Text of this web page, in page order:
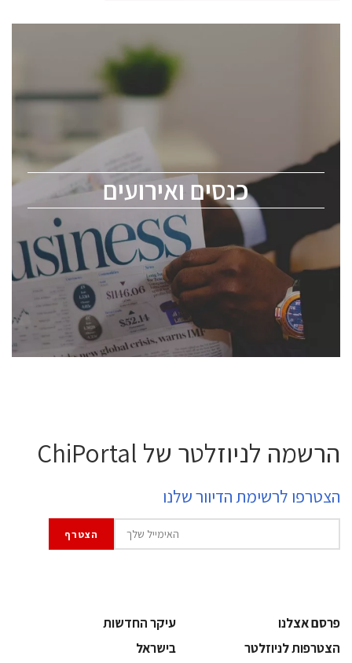
כנסים ואירועים
כנסים ואירועים
לכל העוסקים בתעשיית הסמיקונדקטור כולל מהנדסים,
מומחים מקצועיים ובכירים.
ChipEx2026 will be held on May 12-13, 2026. The
conference is intended for everyone involved in the
semiconductor industry, including engineers,
professional experts, and senior executives.
לחץ לפרטים
הרשמה לניוזלטר של ChiPortal
הצטרפו לרשימת הדיוור שלנו
פרסם אצלנו
עיקר החדשות
הצטרפות לניוזלטר
בישראל